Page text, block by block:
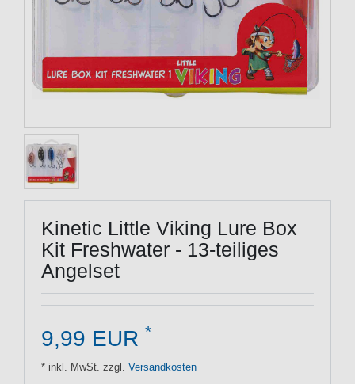
Kinetic Little Viking Lure Box
Kit Freshwater - 13-teiliges
Angelset
9,99 EUR *
* inkl. MwSt. zzgl. Versandkosten